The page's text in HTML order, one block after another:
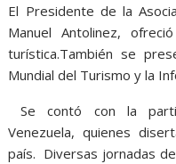
El Presidente de la
Manuel Antolinez,
turística.También se
Mundial del Turismo y la
Se contó con la
Venezuela, quienes
país. Diversas jornadas